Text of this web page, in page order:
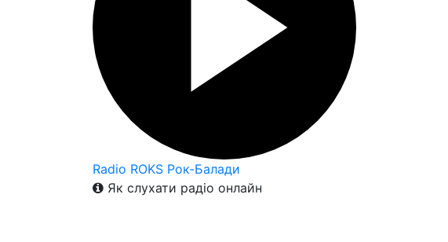
Radio ROKS Рок-Балади
Як слухати радіо онлайн